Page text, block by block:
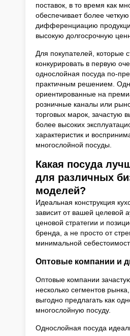
поставок, в то время как
обеспечивает более четкую
дифференциацию
высокую долгосрочную
Для покупателей, которые
конкурировать в первую
однослойная посуда по-
практичным решением.
ориентированные на
розничные каналы или
торговых марок, зачастую
более высоких
характеристик и
многослойной посуды.
Какая посуда
для различных
моделей?
Идеальная конструкция
зависит от вашей целевой
ценовой стратегии и
бренда, а не просто от
минимальной
Оптовые компании и
Оптовые компании
несколько сегментов
выгодно предлагать как
многослойную посуду.
Однослойная посуда